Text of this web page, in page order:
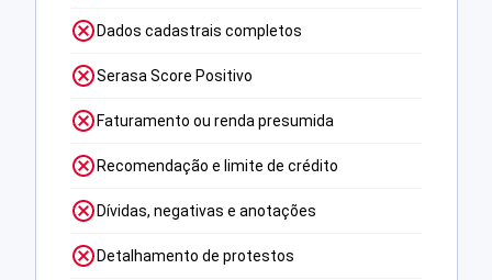
Dados cadastrais completos
Serasa Score Positivo
Faturamento ou renda presumida
Recomendação e limite de crédito
Dívidas, negativas e anotações
Detalhamento de protestos